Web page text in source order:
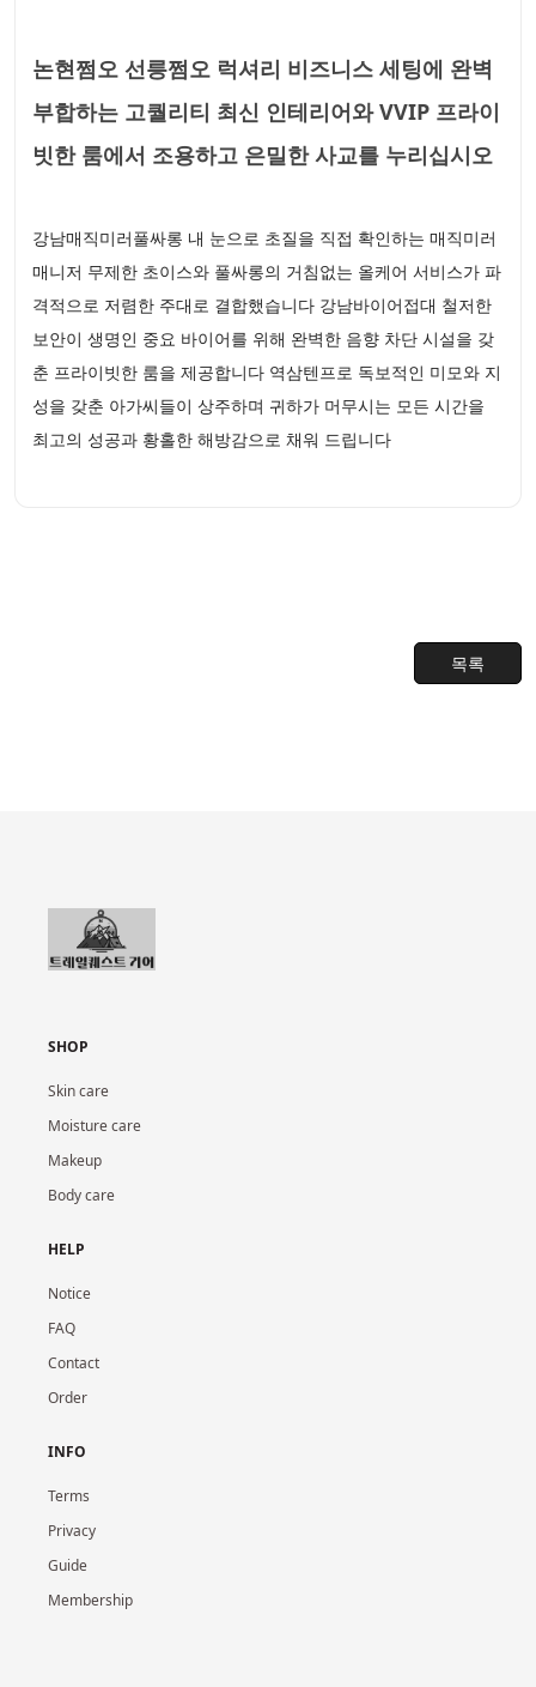
논현쩜오 선릉쩜오 럭셔리 비즈니스 세팅에 완벽
부합하는 고퀄리티 최신 인테리어와 VVIP 프라이
빗한 룸에서 조용하고 은밀한 사교를 누리십시오
강남매직미러풀싸롱 내 눈으로 초질을 직접 확인하는 매직미러
매니저 무제한 초이스와 풀싸롱의 거침없는 올케어 서비스가 파
격적으로 저렴한 주대로 결합했습니다 강남바이어접대 철저한
보안이 생명인 중요 바이어를 위해 완벽한 음향 차단 시설을 갖
춘 프라이빗한 룸을 제공합니다 역삼텐프로 독보적인 미모와 지
성을 갖춘 아가씨들이 상주하며 귀하가 머무시는 모든 시간을
최고의 성공과 황홀한 해방감으로 채워 드립니다
목록
SHOP
Skin care
Moisture care
Makeup
Body care
HELP
Notice
FAQ
Contact
Order
INFO
Terms
Privacy
Guide
Membership